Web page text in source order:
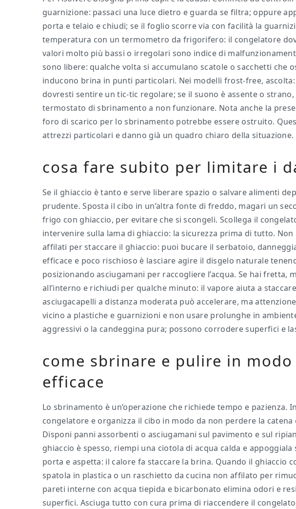
guarnizione: passaci una luce dietro e guarda se filtra; oppure
porta e telaio e chiudi; se il foglio scorre via con facilità la
temperatura con un termometro da frigorifero: il congelatore
valori molto più bassi o irregolari sono indice di
sono libere: qualche volta si accumulano scatole o sacchetti che
inducono brina in punti particolari. Nei modelli frost-free,
dovresti sentire un tic-tic regolare; se il suono è assente o
termostato di sbrinamento a non funzionare. Nota anche la
foro di scarico per lo sbrinamento potrebbe essere ostruito.
attrezzi particolari e danno già un quadro chiaro della situazione.
cosa fare subito per limitare i
Se il ghiaccio è tanto e serve liberare spazio o salvare alimenti
prudente. Sposta il cibo in un’altra fonte di freddo, magari un
frigo con ghiaccio, per evitare che si scongeli. Scollega il
intervenire sulla lama di ghiaccio: la sicurezza prima di tutto.
affilati per staccare il ghiaccio: puoi bucare il serbatoio,
efficace e poco rischioso è lasciare agire il disgelo naturale
posizionando asciugamani per raccogliere l’acqua. Se hai fretta,
all’interno e richiudi per qualche minuto: il vapore aiuta a
asciugacapelli a distanza moderata può accelerare, ma
vicino a plastiche e guarnizioni e non usare prolunghe in
aggressivi o la candeggina pura; possono corrodere superfici e
come sbrinare e pulire in
efficace
Lo sbrinamento è un’operazione che richiede tempo e pazienza.
congelatore e organizza il cibo in modo da non perdere la catena
Disponi panni assorbenti o asciugamani sul pavimento e sul
ghiaccio è spesso, riempi una ciotola di acqua calda e
porta e aspetta: il calore fa staccare la brina. Quando il ghiaccio
spatola in plastica o un raschietto da cucina non affilato per
pareti interne con acqua tiepida e bicarbonato elimina odori e
superfici. Asciuga tutto con cura prima di riaccendere il